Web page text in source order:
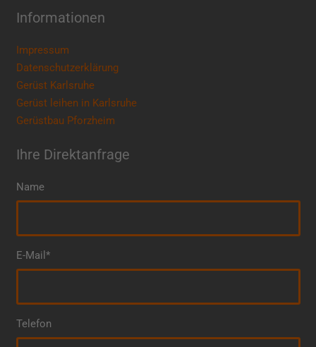
Informationen
Impressum
Datenschutzerklärung
Gerüst Karlsruhe
Gerüst leihen in Karlsruhe
Gerüstbau Pforzheim
Ihre Direktanfrage
Name
E-Mail*
Telefon